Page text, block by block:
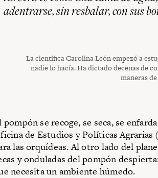
adentrarse, sin resbalar, con sus
La científica Carolina León empezó a
nadie lo hacía. Ha dictado decenas de
maneras
pompón se recoge, se seca, se
de Estudios y Políticas
las orquídeas. Al otro lado del
y onduladas del pompón
necesita un ambiente húmedo.